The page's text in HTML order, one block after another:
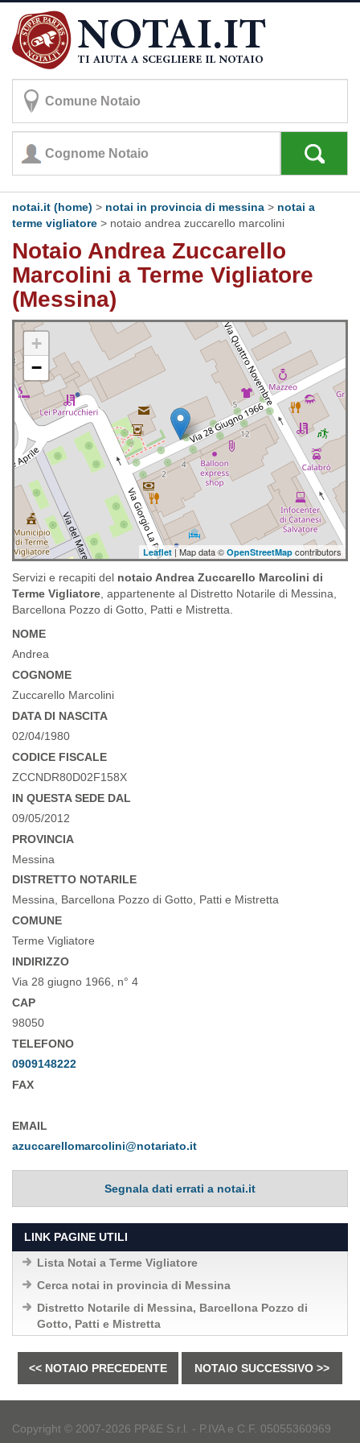
notai.it (home) > notai in provincia di messina > notai a
terme vigliatore > notaio andrea zuccarello marcolini
Notaio Andrea Zuccarello
Marcolini a Terme Vigliatore
(Messina)
+
−
Leaflet | Map data © OpenStreetMap contributors
Servizi e recapiti del notaio Andrea Zuccarello Marcolini di
Terme Vigliatore , appartenente al Distretto Notarile di Messina,
Barcellona Pozzo di Gotto, Patti e Mistretta.
NOME
Andrea
COGNOME
Zuccarello Marcolini
DATA DI NASCITA
02/04/1980
CODICE FISCALE
ZCCNDR80D02F158X
IN QUESTA SEDE DAL
09/05/2012
PROVINCIA
Messina
DISTRETTO NOTARILE
Messina, Barcellona Pozzo di Gotto, Patti e Mistretta
COMUNE
Terme Vigliatore
INDIRIZZO
Via 28 giugno 1966, n° 4
CAP
98050
TELEFONO
0909148222
FAX
EMAIL
azuccarellomarcolini@notariato.it
Segnala dati errati a notai.it
LINK PAGINE UTILI
Lista Notai a Terme Vigliatore
Cerca notai in provincia di Messina
Distretto Notarile di Messina, Barcellona Pozzo di
Gotto, Patti e Mistretta
<< NOTAIO PRECEDENTE NOTAIO SUCCESSIVO >>
Copyright © 2007-2026 PP&E S.r.l. - P.IVA e C.F. 05055360969